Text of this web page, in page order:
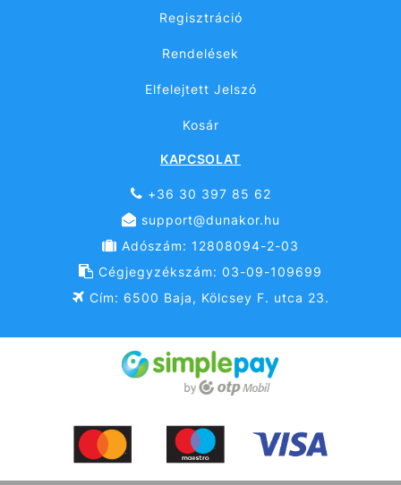
Regisztráció
Rendelések
Elfelejtett Jelszó
Kosár
KAPCSOLAT
+36 30 397 85 62
support@dunakor.hu
Adószám: 12808094-2-03
Cégjegyzékszám: 03-09-109699
Cím: 6500 Baja, Kölcsey F. utca 23.